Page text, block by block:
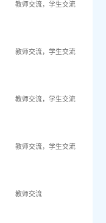
教师交流，学生交流
教师交流，学生交流
教师交流，学生交流
教师交流，学生交流
教师交流